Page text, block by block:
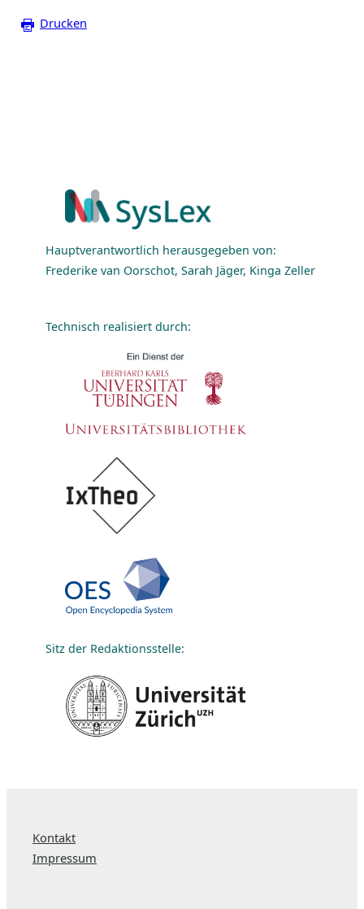
Drucken
Hauptverantwortlich herausgegeben von:
Frederike van Oorschot, Sarah Jäger, Kinga Zeller
Technisch realisiert durch:
Sitz der Redaktionsstelle:
Kontakt
Impressum